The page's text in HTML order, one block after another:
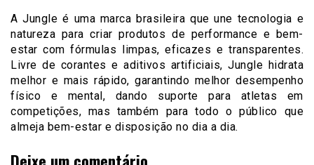
A Jungle é uma marca brasileira que une tecnologia e
natureza para criar produtos de performance e bem-
estar com fórmulas limpas, eficazes e transparentes.
Livre de corantes e aditivos artificiais, Jungle hidrata
melhor e mais rápido, garantindo melhor desempenho
físico e mental, dando suporte para atletas em
competições, mas também para todo o público que
almeja bem-estar e disposição no dia a dia.